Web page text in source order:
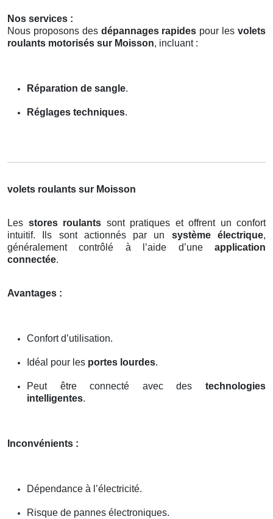
Nos services :
Nous proposons des dépannages rapides pour lesvolets
roulants motorisés sur Moisson, incluant :
Réparation de sangle.
Réglages techniques.
volets roulants sur Moisson
Les stores roulants sont pratiques et offrent un confort
intuitif. Ils sont actionnés par un système électrique,
généralement contrôlé à l’aide d’une application
connectée.
Avantages :
Confort d’utilisation.
Idéal pour les portes lourdes.
Peut être connecté avec des technologies
intelligentes.
Inconvénients :
Dépendance à l’électricité.
Risque de pannes électroniques.